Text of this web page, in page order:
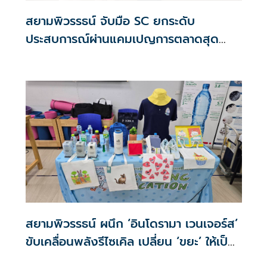
สยามพิวรรธน์ จับมือ SC ยกระดับ
ประสบการณ์ผ่านแคมเปญการตลาดสุด
สยามพิวรรธน์ ผนึก ‘อินโดรามา เวนเจอร์ส’
ขับเคลื่อนพลังรีไซเคิล เปลี่ยน ‘ขยะ’ ให้เป็น